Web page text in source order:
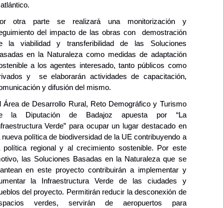
otra parte se realizará una monitorización y
del impacto de las obras con demostración
la viabilidad y transferibilidad de las Soluciones
en la Naturaleza como medidas de adaptación
a los agentes interesado, tanto públicos como
y se elaborarán actividades de capacitación,
y difusióndel mismo.
Área de Desarrollo Rural, Reto Demográfico y Turismo
la Diputación de Badajoz apuesta por “La
Verde” para ocupar un lugar destacado en
nueva política de biodiversidad de la UE contribuyendo a
política regional y al crecimiento sostenible. Por este
las Soluciones Basadas en la Naturaleza que se
en este proyecto contribuirán a implementar y
la Infraestructura Verde de las ciudades y
del proyecto. Permitirán reducir la desconexión de
verdes, servirán de aeropuertos para